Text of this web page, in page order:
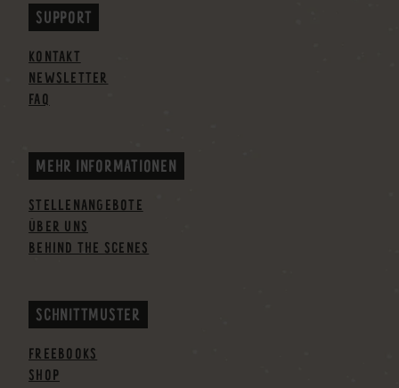
SUPPORT
KONTAKT
NEWSLETTER
FAQ
MEHR INFORMATIONEN
STELLENANGEBOTE
ÜBER UNS
BEHIND THE SCENES
SCHNITTMUSTER
FREEBOOKS
SHOP